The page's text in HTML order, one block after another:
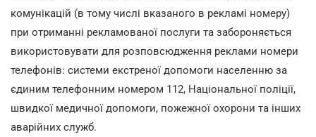
комунікацій (в тому числі вказаного в рекламі номеру)
при отриманні рекламованої послуги та забороняється
використовувати для розповсюдження реклами номери
телефонів: системи екстреної допомоги населенню за
єдиним телефонним номером 112, Національної поліції,
швидкої медичної допомоги, пожежної охорони та інших
аварійних служб.